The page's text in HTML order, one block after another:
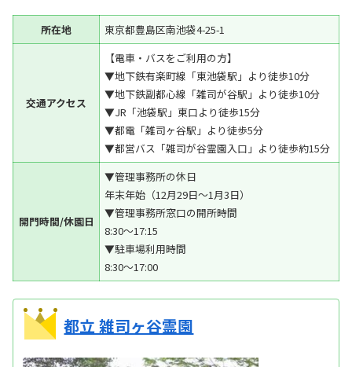
所在地 東京都豊島区南池袋4-25-1
交通アクセス
【電車・バスをご利用の方】
▼地下鉄有楽町線「東池袋駅」より徒歩10分
▼地下鉄副都心線「雑司が谷駅」より徒歩10分
▼JR「池袋駅」東口より徒歩15分
▼都電「雑司ヶ谷駅」より徒歩5分
▼都営バス「雑司が谷霊園入口」より徒歩約15分
開門時間/休園日
▼管理事務所の休日
年末年始（12月29日～1月3日）
▼管理事務所窓口の開所時間
8:30～17:15
▼駐車場利用時間
8:30～17:00
都立 雑司ヶ谷霊園